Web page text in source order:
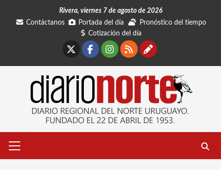
Rivera, viernes 7 de agosto de 2026
Contáctanos
Portada del día
Pronóstico del tiempo
Cotización del día
Facebook
Instagram
RSSContáctanos
primario